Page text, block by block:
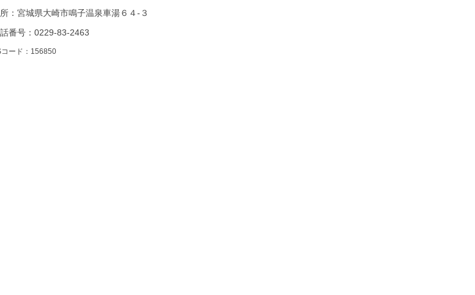
： 宮城県大崎市鳴子温泉車湯６４-３
番号：0229-83-2463
コード：156850